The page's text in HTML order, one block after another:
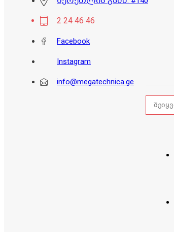
2 24 46 46
Facebook
Instagram
info@megatechnica.ge